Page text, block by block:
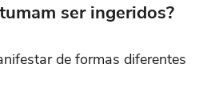
ser ingeridos?
de formas diferentes